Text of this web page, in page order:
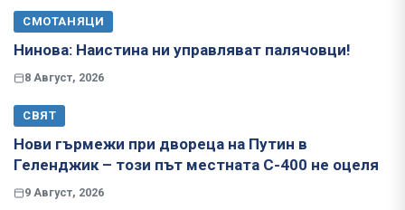
СМОТАНЯЦИ
Нинова: Наистина ни управляват палячовци!
8 Август, 2026
СВЯТ
Нови гърмежи при двореца на Путин в
Геленджик – този път местната С-400 не оцеля
9 Август, 2026